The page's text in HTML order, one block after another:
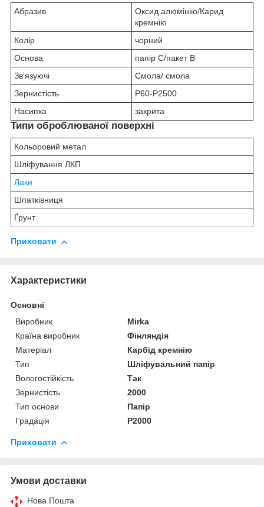
Абразив
Оксид алюмінію/Карид
кремнію
Колір
чорний
Основа
папір С/пакет В
Зв'язуючі
Смола/ смола
Зернистість
P60-P2500
Насипка
закрита
Типи оброблюваної поверхні
Кольоровий метал
Шліфування ЛКП
Лаки
Шпатківниця
Ґрунт
Приховати
Характеристики
Основні
Виробник
Mirka
Країна виробник
Фінляндія
Матеріал
Карбід кремнію
Тип
Шліфувальний папір
Вологостійкість
Так
Зернистість
2000
Тип основи
Папір
Градація
P2000
Приховати
Умови доставки
Нова Пошта